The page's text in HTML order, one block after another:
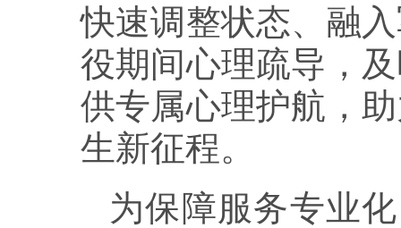
快速调整状态、融
役期间心理疏导，
供专属心理护航，
生新征程。
为保障服务专业